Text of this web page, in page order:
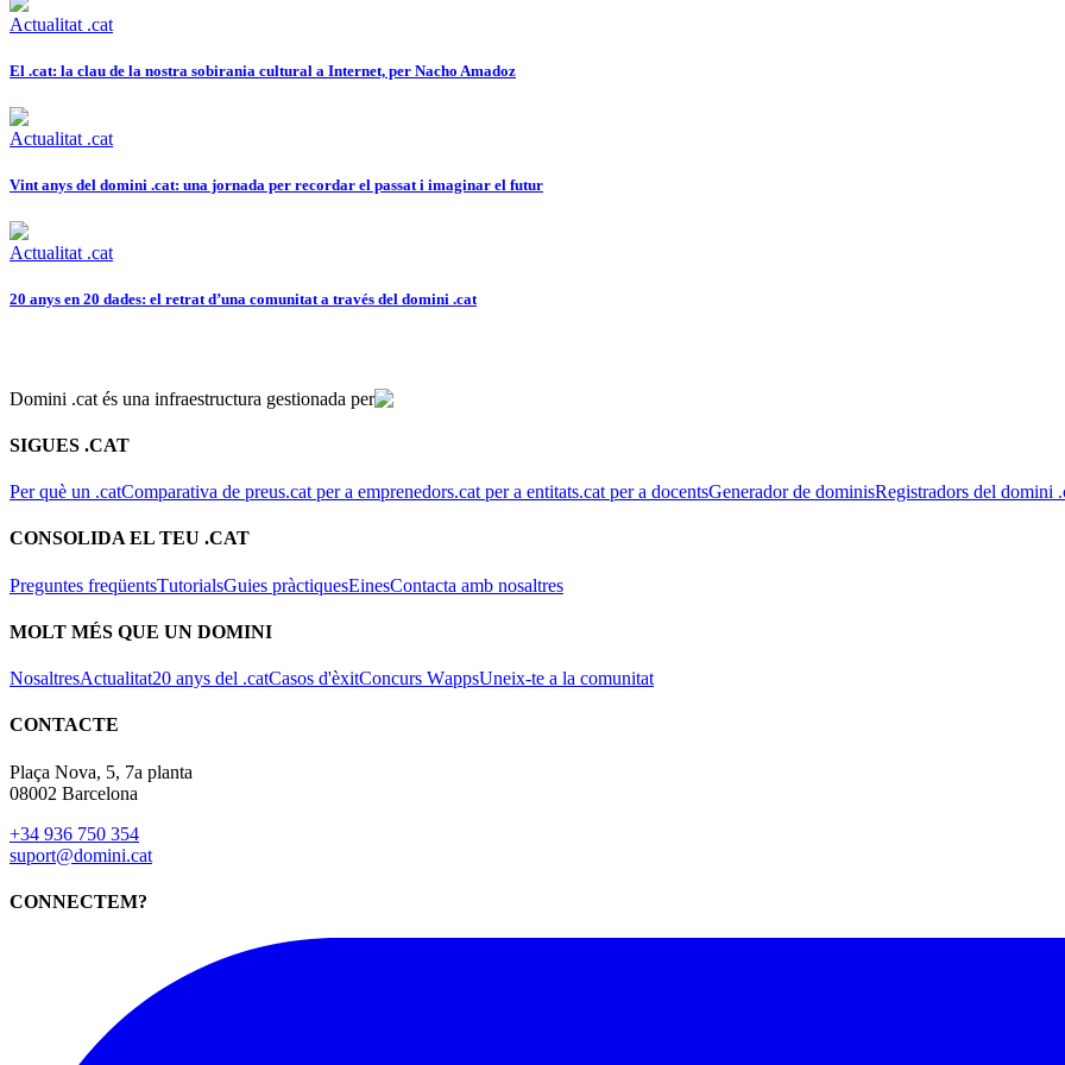
Actualitat .cat
El .cat: la clau de la nostra sobirania cultural a Internet, per Nacho Amadoz
Actualitat .cat
Vint anys del domini .cat: una jornada per recordar el passat i imaginar el futur
Actualitat .cat
20 anys en 20 dades: el retrat d’una comunitat a través del domini .cat
Domini .cat és una infraestructura gestionada per
SIGUES .CAT
Per què un .catComparativa de preus.cat per a emprenedors.cat per a entitats.cat per a docentsGenerador de dominisRegistradors del domini
CONSOLIDA EL TEU .CAT
Preguntes freqüentsTutorialsGuies pràctiquesEinesContacta amb nosaltres
MOLT MÉS QUE UN DOMINI
NosaltresActualitat20 anys del .catCasos d'èxitConcurs WappsUneix-te a la comunitat
CONTACTE
Plaça Nova, 5, 7a planta
08002 Barcelona
+34 936 750 354
suport@domini.cat
CONNECTEM?